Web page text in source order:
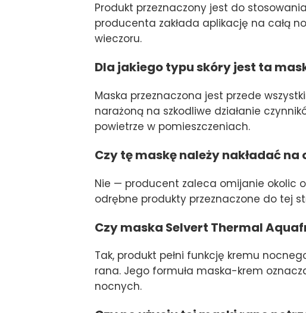
Produkt przeznaczony jest do
producenta zakłada aplikację na całą
wieczoru.
Dla jakiego typu skóry jest ta
Maska przeznaczona jest przede
narażoną na szkodliwe działanie
powietrze w pomieszczeniach.
Czy tę maskę należy nakładać na
Nie — producent zaleca omijanie okolic
odrębne produkty przeznaczone do tej
Czy maska Selvert Thermal
Tak, produkt pełni funkcję kremu
rana. Jego formuła maska-krem
nocnych.